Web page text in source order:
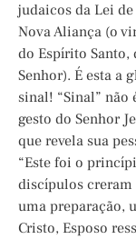
judaicos da Lei
Nova Aliança (o
do Espírito Santo,
Senhor). É esta a
sinal! “Sinal” não
gesto do Senhor
que revela sua
“Este foi o
discípulos creram
uma preparação,
Cristo, Esposo